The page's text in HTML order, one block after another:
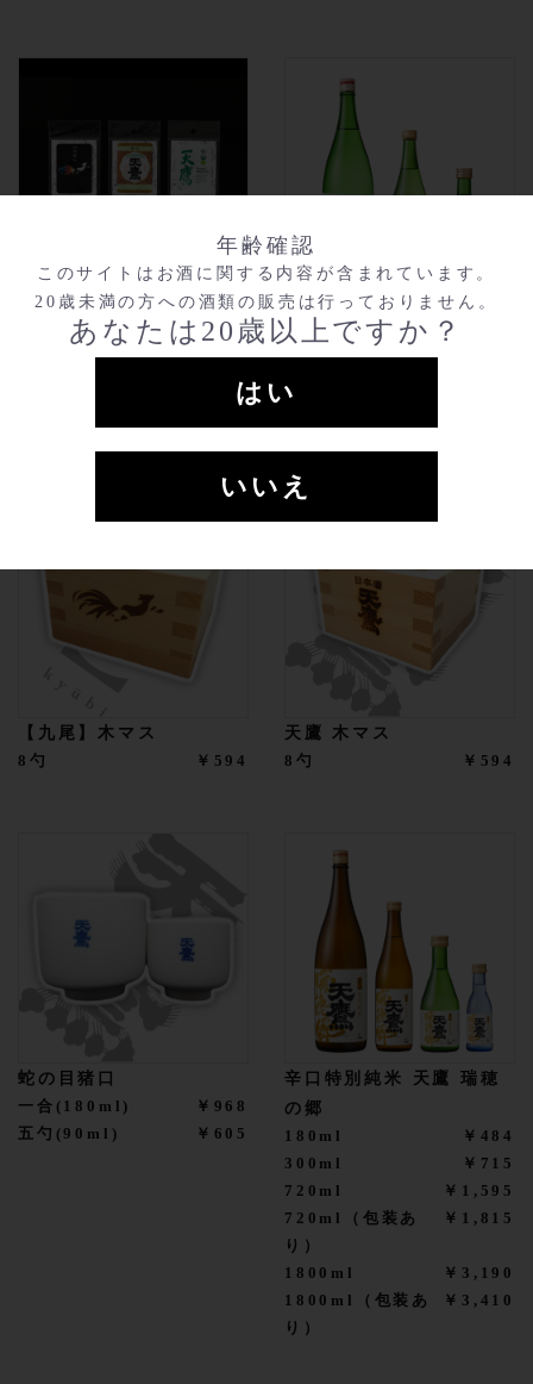
年齢確認
このサイトはお酒に関する内容が含まれています。
20歳未満の方への酒類の販売は行っておりません。
あなたは20歳以上ですか？
はい
いいえ
天鷹 スマホストラップシ
￥550
￥550
辛口 特別本醸造 天鷹 生
酒
300ml
720ml
【九尾】木マス
8勺 ￥594
天鷹 木マス
8勺 ￥594
蛇の目猪口
一合(180ml)
￥968
五勺(90ml)
￥605
辛口特別純米 天鷹 瑞穂
の郷
180ml
￥484
300ml
￥715
720ml
￥1,595
720ml（包装あ
り）
￥1,815
1800ml
￥3,190
1800ml（包装あ
り）
￥3,410